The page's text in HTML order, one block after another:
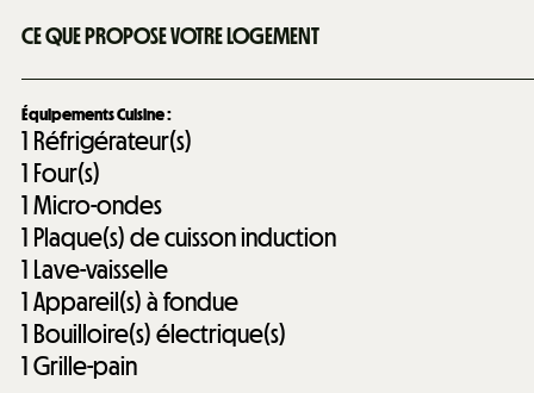
CE QUE PROPOSE VOTRE LOGEMENT
Équipements Cuisine:
1 Réfrigérateur(s)
1 Four(s)
1Micro-ondes
1 Plaque(s) de cuisson induction
1 Lave-vaisselle
1Appareil(s) à fondue
1 Bouilloire(s) électrique(s)
1Grille-pain